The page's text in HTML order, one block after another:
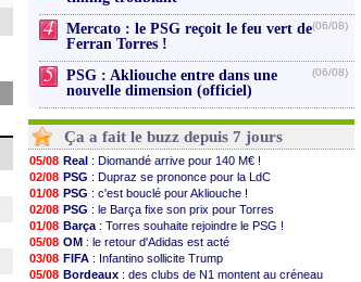
4
Mercato : le PSG reçoit le feu vert de
Ferran Torres !
(06/08)
5
PSG : Akliouche entre dans une
nouvelle dimension (officiel)
(06/08)
Ça a fait le buzz depuis 7 jours
05/08 Real : Diomandé arrive pour 140 M€ !
02/08 PSG : Dupraz se prononce pour la LdC
01/08 PSG : c'est bouclé pour Akliouche !
02/08 PSG : le Barça fixe son prix pour Torres
01/08 Barça : Torres souhaite rejoindre le PSG !
05/08 OM : le retour d'Adidas est acté
03/08 FIFA : Infantino sollicite Trump
05/08 Bordeaux : des clubs de N1 montent au créneau